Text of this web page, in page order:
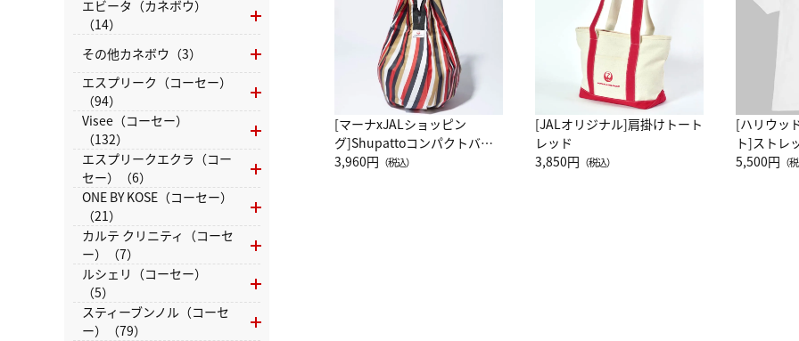
[マーナxJALショッピン
グ]Shupattoコンパクトバッ
グ Drop JAL客室乗務員
3,960円 （税込）
[JALオリジナル]肩掛けトート
レッド
3,850円 （税込）
[ハリウッ
ト]ストレ
ーネック別
5,500円 （
エビータ（カネボウ）
（14）
その他カネボウ（3）
エスプリーク（コーセー）
（94）
Visee（コーセー）
（132）
エスプリークエクラ（コー
セー）（6）
ONE BY KOSE（コーセー）
（21）
カルテ クリニティ（コーセ
ー）（7）
ルシェリ（コーセー）
（5）
スティーブンノル（コーセ
ー）（79）